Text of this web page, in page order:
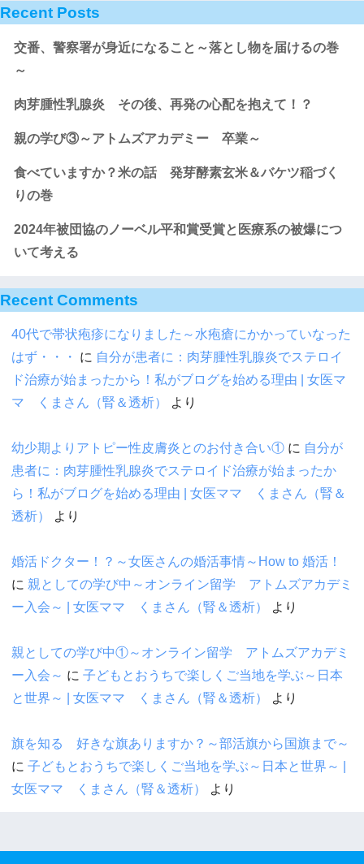
Recent Posts
交番、警察署が身近になること～落とし物を届けるの巻
～
肉芽腫性乳腺炎 その後、再発の心配を抱えて！？
親の学び③～アトムズアカデミー 卒業～
食べていますか？米の話 発芽酵素玄米＆バケツ稲づく
りの巻
2024年被団協のノーベル平和賞受賞と医療系の被爆につ
いて考える
Recent Comments
40代で帯状疱疹になりました～水疱瘡にかかっていなった
はず・・・
に 自分が患者に：肉芽腫性乳腺炎でステロイ
ド治療が始まったから！私がブログを始める理由 | 女医マ
マ くまさん（腎＆透析）
より
幼少期よりアトピー性皮膚炎とのお付き合い① に 自分が
患者に：肉芽腫性乳腺炎でステロイド治療が始まったか
ら！私がブログを始める理由 | 女医ママ くまさん（腎＆
透析）
より
婚活ドクター！？～女医さんの婚活事情～How to 婚活！
に 親としての学び中～オンライン留学 アトムズアカデミ
ー入会～ | 女医ママ くまさん（腎＆透析）
より
親としての学び中①～オンライン留学 アトムズアカデミ
ー入会～ に 子どもとおうちで楽しくご当地を学ぶ～日本
と世界～ | 女医ママ くまさん（腎＆透析）
より
旗を知る 好きな旗ありますか？～部活旗から国旗まで～
に 子どもとおうちで楽しくご当地を学ぶ～日本と世界～ |
女医ママ くまさん（腎＆透析）
より